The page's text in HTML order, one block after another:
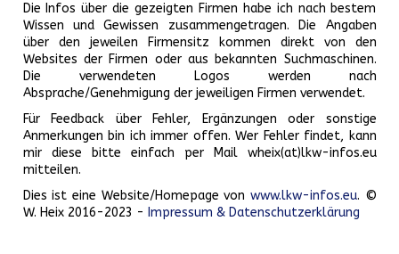
Die Infos über die gezeigten Firmen habe ich nach bestem
Wissen und Gewissen zusammengetragen. Die Angaben
über den jeweilen Firmensitz kommen direkt von den
Websites der Firmen oder aus bekannten Suchmaschinen.
Die verwendeten Logos werden nach
Absprache/Genehmigung der jeweiligen Firmen verwendet.
Für Feedback über Fehler, Ergänzungen oder sonstige
Anmerkungen bin ich immer offen. Wer Fehler findet, kann
mir diese bitte einfach per Mail wheix(at)lkw-infos.eu
mitteilen.
Dies ist eine Website/Homepage von www.lkw-infos.eu. ©
W. Heix 2016-2023 - Impressum & Datenschutzerklärung